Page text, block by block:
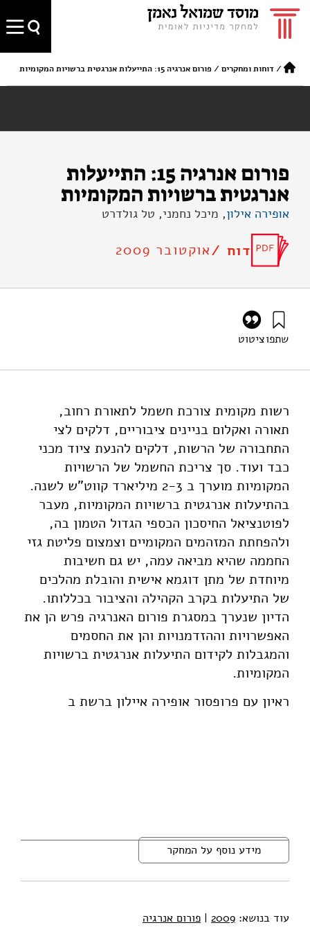
/דוחות ומחקרים / פורום אנרגיה 15: התייעלות אנרגטית ברשויות המקומיות
פורום אנרגיה 15: התייעלות
אנרגטית ברשויות המקומיות
אופירה אילון, מיכל נחמני, טל גולדרט
דוח /אוקטובר 2009
שתפוציטוט
רשות מקומית צורכת חשמל לתאורת רחוב,
תאורה ואקלום בניינים ציבוריים, דלקים לצי
התחבורה של הרשות, דלקים להנעת ציוד מכני
כבד ועוד. סך צריכת החשמל של הרשויות
המקומיות מוערך ב 2-3 מיליארד קווט"ש לשנה.
בהתיעלות אנרגטית ברשויות המקומיות, מעבר
לפוטנציאל החיסכון הכספי הגדול הטמון בה,
ולהפחתת המזהמים המקומיים וצמצום פליטת גזי
החממה שהיא מביאה עמה, יש גם חשיבות
מיוחדת של מתן דוגמא אישית והובלת מהלכים
של התיעלות בקרב הקהילה והציבור בכללותו.
הדיון שנערך במסגרת פורום האנרגיה פרש הן את
האפשרויות וההזדמנויות והן את החסמים
והמגבלות לקידום התיעלות אנרגטית ברשויות
המקומיות.
ראיון עם פרופסור אופירה איילון ברשת ב
מידע נוסף על המחקר
עוד בנושא: 2009
| פורום אנרגיה